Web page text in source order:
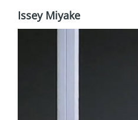
Issey Miyake